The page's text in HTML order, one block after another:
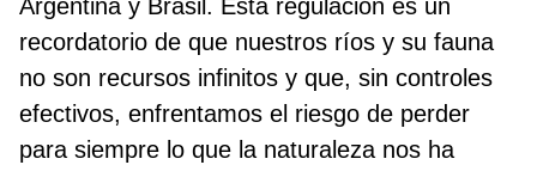
Argentina y Brasil. Esta regulación es un
recordatorio de que nuestros ríos y su fauna
no son recursos infinitos y que, sin controles
efectivos, enfrentamos el riesgo de perder
para siempre lo que la naturaleza nos ha